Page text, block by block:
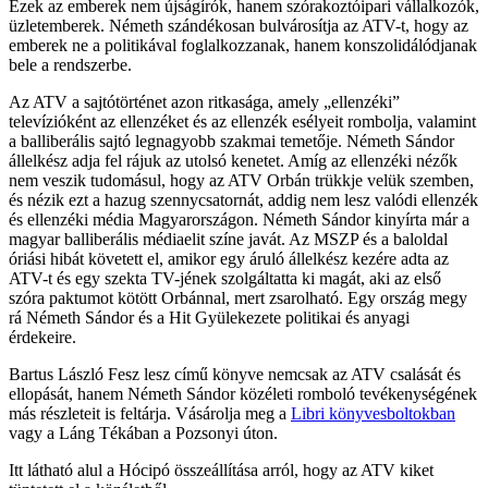
Ezek az emberek nem újságírók, hanem szórakoztóipari vállalkozók,
üzletemberek. Németh szándékosan bulvárosítja az ATV-t, hogy az
emberek ne a politikával foglalkozzanak, hanem konszolidálódjanak
bele a rendszerbe.
Az ATV a sajtótörténet azon ritkasága, amely „ellenzéki”
televízióként az ellenzéket és az ellenzék esélyeit rombolja, valamint
a balliberális sajtó legnagyobb szakmai temetője. Németh Sándor
állelkész adja fel rájuk az utolsó kenetet. Amíg az ellenzéki nézők
nem veszik tudomásul, hogy az ATV Orbán trükkje velük szemben,
és nézik ezt a hazug szennycsatornát, addig nem lesz valódi ellenzék
és ellenzéki média Magyarországon. Németh Sándor kinyírta már a
magyar balliberális médiaelit színe javát. Az MSZP és a baloldal
óriási hibát követett el, amikor egy áruló állelkész kezére adta az
ATV-t és egy szekta TV-jének szolgáltatta ki magát, aki az első
szóra paktumot kötött Orbánnal, mert zsarolható. Egy ország megy
rá Németh Sándor és a Hit Gyülekezete politikai és anyagi
érdekeire.
Bartus László Fesz lesz című könyve nemcsak az ATV csalását és
ellopását, hanem Németh Sándor közéleti romboló tevékenységének
más részleteit is feltárja. Vásárolja meg a Libri könyvesboltokban
vagy a Láng Tékában a Pozsonyi úton.
Itt látható alul a Hócipó összeállítása arról, hogy az ATV kiket